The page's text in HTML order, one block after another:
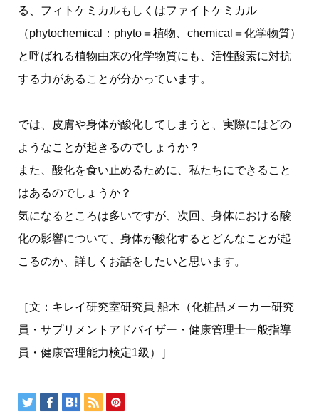
る、フィトケミカルもしくはファイトケミカル
（phytochemical：phyto＝植物、chemical＝化学物質）
と呼ばれる植物由来の化学物質にも、活性酸素に対抗
する力があることが分かっています。
では、皮膚や身体が酸化してしまうと、実際にはどの
ようなことが起きるのでしょうか？
また、酸化を食い止めるために、私たちにできること
はあるのでしょうか？
気になるところは多いですが、次回、身体における酸
化の影響について、身体が酸化するとどんなことが起
こるのか、詳しくお話をしたいと思います。
［文：キレイ研究室研究員 船木（化粧品メーカー研究
員・サプリメントアドバイザー・健康管理士一般指導
員・健康管理能力検定1級）］